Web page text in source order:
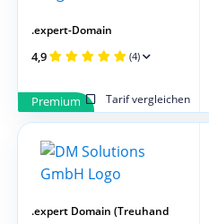
Premium Tarif vergleichen
.expert-Domain
4,9 (4)
.expert Domain (Treuhand